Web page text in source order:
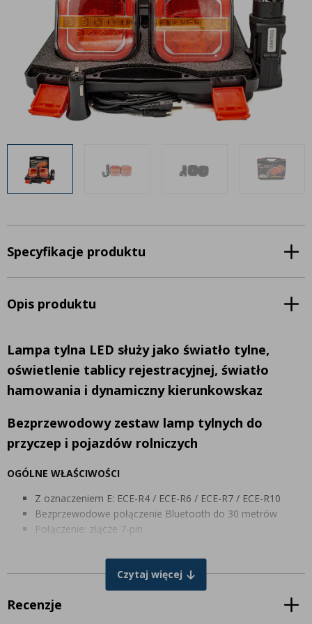
Często zadawane pytania
Kontakt
Bezpłatny projekt oświetlenia
O firmie
+48 81 884 70 94
info@agraled.pl
Inne akcesoria
Często zadawane pytania
Kontakt
Sprawdź wszystko
Specyfikacje produktu
Opis produktu
Lampa tylna LED służy jako światło tylne,
oświetlenie tablicy rejestracyjnej, światło
hamowania i dynamiczny kierunkowskaz
Bezprzewodowy zestaw lamp tylnych do
przyczep i pojazdów rolniczych
OGÓLNE WŁAŚCIWOŚCI
Z oznaczeniem E: ECE-R4 / ECE-R6 / ECE-R7 / ECE-R10
Bezprzewodowe połączenie Bluetooth do 30 metrów
Połączenie: złącze 7-pin
4 funkcje
Wodoodporność: IP65
Tłumienie zakłóceń radiowych EMC: R10
Czytaj więcej
Recenzje